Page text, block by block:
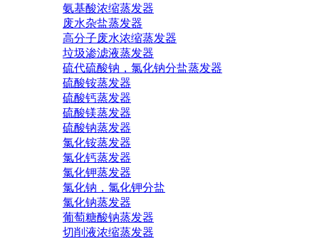
氨基酸浓缩蒸发器
废水杂盐蒸发器
高分子废水浓缩蒸发器
垃圾渗滤液蒸发器
硫代硫酸钠，氯化钠分盐蒸发器
硫酸铵蒸发器
硫酸钙蒸发器
硫酸镁蒸发器
硫酸钠蒸发器
氯化铵蒸发器
氯化钙蒸发器
氯化钾蒸发器
氯化钠，氯化钾分盐
氯化钠蒸发器
葡萄糖酸钠蒸发器
切削液浓缩蒸发器